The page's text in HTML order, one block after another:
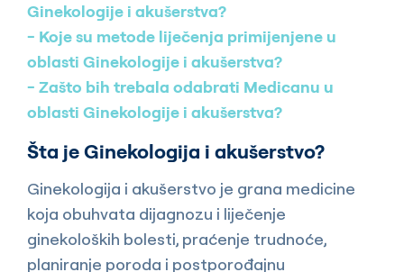
Ginekologije i akušerstva?
Koje su metode liječenja primijenjene u
oblasti Ginekologije i akušerstva?
Zašto bih trebala odabrati Medicanu u
oblasti Ginekologije i akušerstva?
Šta je Ginekologija i akušerstvo?
Ginekologija i akušerstvo je grana medicine
koja obuhvata dijagnozu i liječenje
ginekoloških bolesti, praćenje trudnoće,
planiranje poroda i postporođajnu